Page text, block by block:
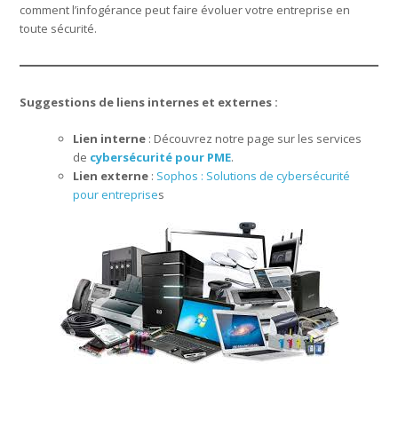
comment l’infogérance peut faire évoluer votre entreprise en
toute sécurité.
Suggestions de liens internes et externes :
Lien interne : Découvrez notre page sur les services
de cybersécurité pour PME.
Lien externe : Sophos : Solutions de cybersécurité
pour entreprises